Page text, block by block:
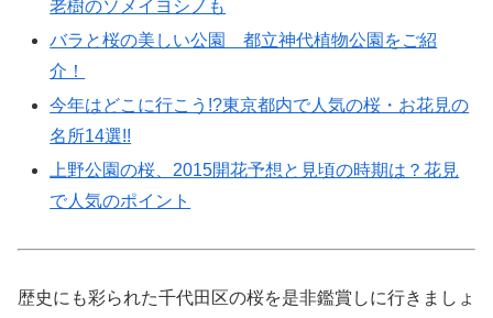
老樹のソメイヨシノも
バラと桜の美しい公園 都立神代植物公園をご紹
介！
今年はどこに行こう!?東京都内で人気の桜・お花見の
名所14選!!
上野公園の桜、2015開花予想と見頃の時期は？花見
で人気のポイント
歴史にも彩られた千代田区の桜を是非鑑賞しに行きましょ